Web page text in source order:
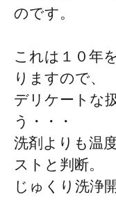
のです。
これは１０年
りますので、
デリケートな
う・・・
洗剤よりも温
ストと判断。
じゅくり洗浄